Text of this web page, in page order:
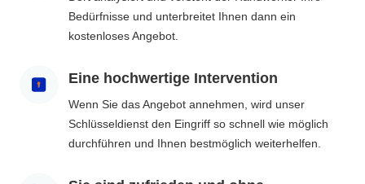
Bedürfnisse und unterbreitet Ihnen dann ein
kostenloses Angebot.
Eine hochwertige Intervention
Wenn Sie das Angebot annehmen, wird unser
Schlüsseldienst den Eingriff so schnell wie möglich
durchführen und Ihnen bestmöglich weiterhelfen.